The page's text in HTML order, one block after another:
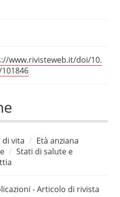
www.rivisteweb.it/doi/10.
di vita
Età anziana
Stati di salute e
- Articolo di rivista